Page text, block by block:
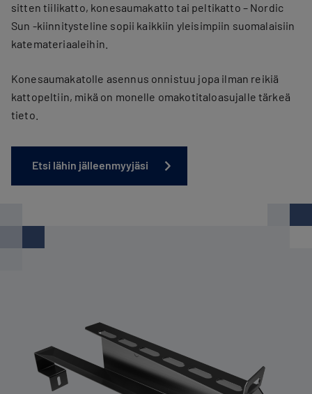
sitten tiilikatto, konesaumakatto tai peltikatto – Nordic
Sun -kiinnitysteline sopii kaikkiin yleisimpiin suomalaisiin
katemateriaaleihin.
Konesaumakatolle asennus onnistuu jopa ilman reikiä
kattopeltiin, mikä on monelle omakotitaloasujalle tärkeä
tieto.
Etsi lähin jälleenmyyjäsi